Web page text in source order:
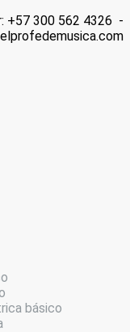
+57 300 562 4326 -
básico